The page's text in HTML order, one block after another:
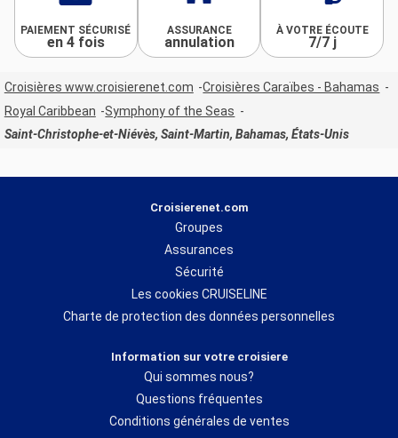
PAIEMENT SÉCURISÉ
en 4 fois
ASSURANCE
annulation
À VOTRE ÉCOUTE
7/7 j
Croisières www.croisierenet.com
Croisières Caraïbes - Bahamas
Royal Caribbean
Symphony of the Seas
Saint-Christophe-et-Niévès, Saint-Martin, Bahamas, États-Unis
Croisierenet.com
Groupes
Assurances
Sécurité
Les cookies CRUISELINE
Charte de protection des données personnelles
Information sur votre croisiere
Qui sommes nous?
Questions fréquentes
Conditions générales de ventes